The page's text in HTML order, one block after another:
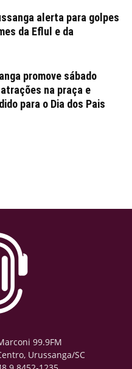
alerta para golpes
da Eflul e da
promove sábado
na praça e
para o Dia dos Pais
99.9FM
Urussanga/SC